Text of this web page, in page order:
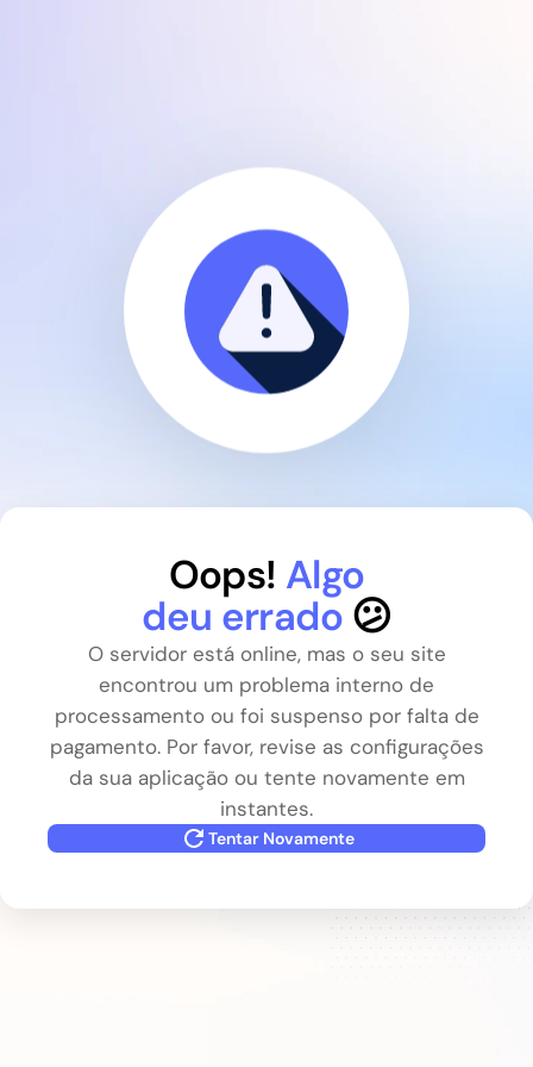
Oops! Algo
deu errado 😕
O servidor está online, mas o seu site
encontrou um problema interno de
processamento ou foi suspenso por falta de
pagamento. Por favor, revise as configurações
da sua aplicação ou tente novamente em
instantes.
Tentar Novamente